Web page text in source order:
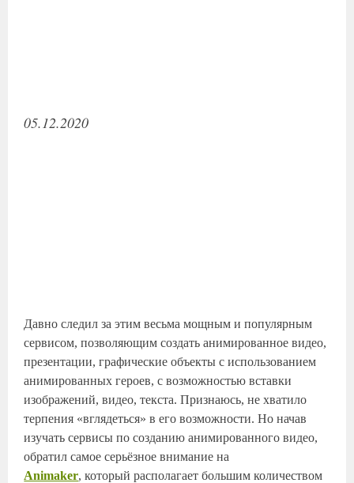
05.12.2020
Давно следил за этим весьма мощным и популярным
сервисом, позволяющим создать анимированное видео,
презентации, графические объекты с использованием
анимированных героев, с возможностью вставки
изображений, видео, текста. Признаюсь, не хватило
терпения «вглядеться» в его возможности. Но начав
изучать сервисы по созданию анимированного видео,
обратил самое серьёзное внимание на
Animaker, который располагает большим количеством